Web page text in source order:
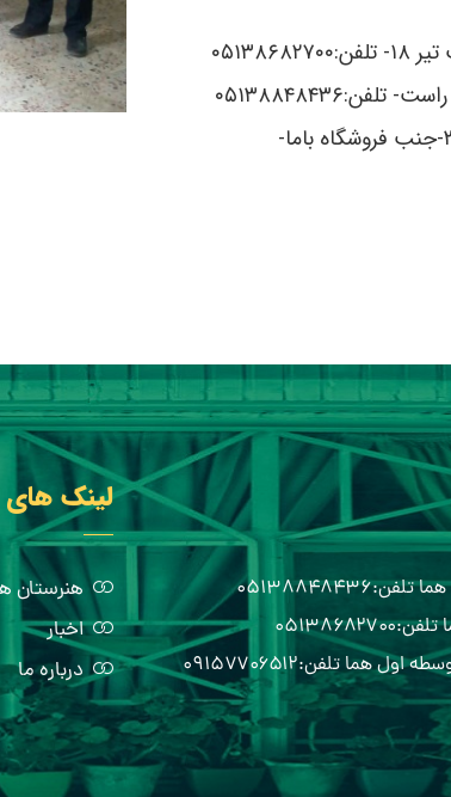
آدرس شعبه متوسطه اول: مشهد- بین هنرستان ۳۱ و ۳۳-جنب فروشگاه باما-
لینک های
هنرستان
اخبار
درباره ما